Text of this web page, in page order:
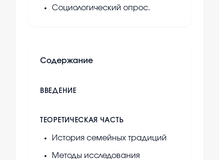
Социологический опрос.
Содержание
ВВЕДЕНИЕ
ТЕОРЕТИЧЕСКАЯ ЧАСТЬ
История семейных традиций
Методы исследования